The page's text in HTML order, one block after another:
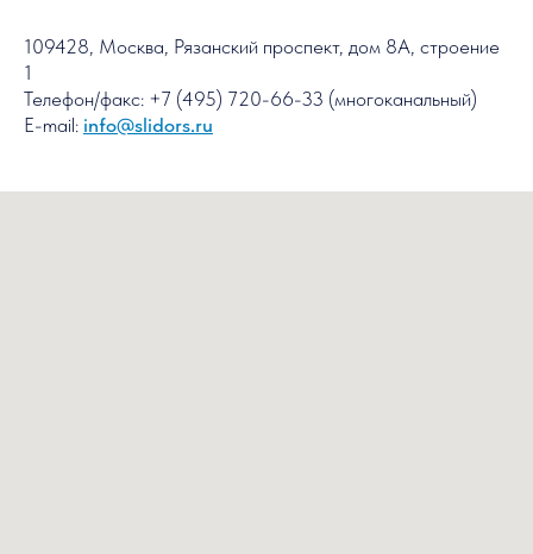
109428, Москва, Рязанский проспект, дом 8А, строение
1
Телефон/факс: +7 (495) 720-66-33 (многоканальный)
E-mail: info@slidors.ru